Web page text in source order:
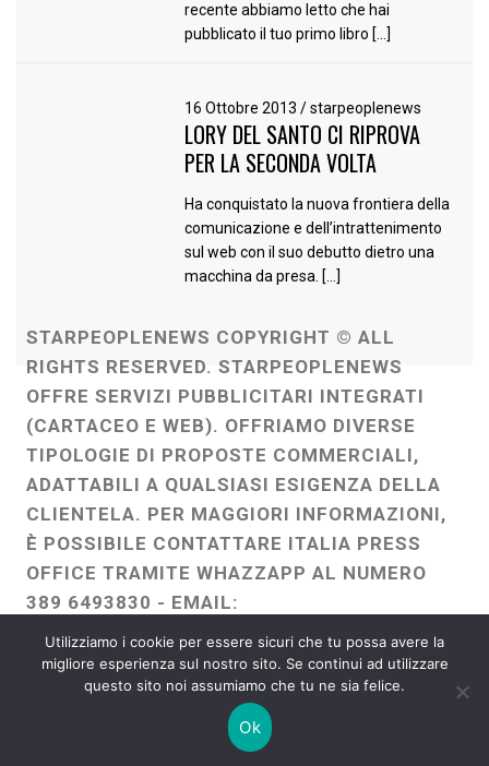
recente abbiamo letto che hai
pubblicato il tuo primo libro […]
16 Ottobre 2013/ starpeoplenews
LORY DEL SANTO CI RIPROVA
PER LA SECONDA VOLTA
Ha conquistato la nuova frontiera della
comunicazione e dell’intrattenimento
sul web con il suo debutto dietro una
macchina da presa. […]
STARPEOPLENEWS COPYRIGHT © ALL
RIGHTS RESERVED. STARPEOPLENEWS
OFFRE SERVIZI PUBBLICITARI INTEGRATI
(CARTACEO E WEB). OFFRIAMO DIVERSE
TIPOLOGIE DI PROPOSTE COMMERCIALI,
ADATTABILI A QUALSIASI ESIGENZA DELLA
CLIENTELA. PER MAGGIORI INFORMAZIONI,
È POSSIBILE CONTATTARE ITALIA PRESS
OFFICE TRAMITE WHAZZAPP AL NUMERO
389 6493830 - EMAIL:
ITALIAPRESSOFFICE@GMAIL.COM
WEBMASTER :FRANCESCO GENTILE
FREELANCE
Utilizziamo i cookie per essere sicuri che tu possa avere la
migliore esperienza sul nostro sito. Se continui ad utilizzare
questo sito noi assumiamo che tu ne sia felice.
Ok